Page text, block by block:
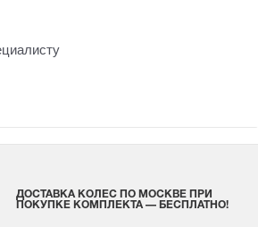
ДОСТАВКА КОЛЕС ПО МОСКВЕ ПРИ
ПОКУПКЕ КОМПЛЕКТА — БЕСПЛАТНО!